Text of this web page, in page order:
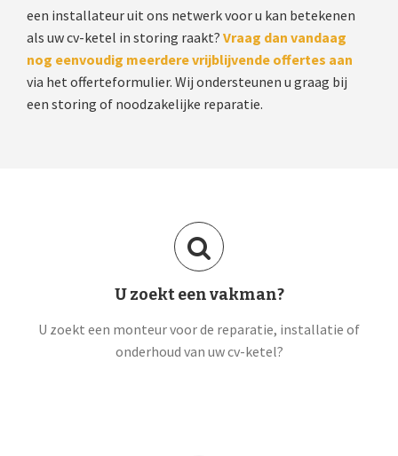
een installateur uit ons netwerk voor u kan betekenen
als uw cv-ketel in storing raakt? Vraag dan vandaag
nog eenvoudig meerdere vrijblijvende offertes aan
via het offerteformulier. Wij ondersteunen u graag bij
een storing of noodzakelijke reparatie.
U zoekt een vakman?
U zoekt een monteur voor de reparatie, installatie of
onderhoud van uw cv-ketel?